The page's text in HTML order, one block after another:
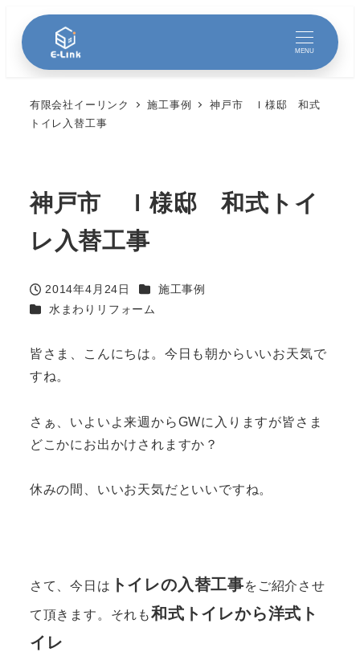
MENU
有限会社イーリンク 施工事例
神戸市 Ｉ様邸 和式
トイレ入替工事
神戸市 Ｉ様邸 和式トイ
レ入替工事
投稿日
2014年4月24日 カテゴリー
施工事例
カテゴリー
水まわりリフォーム
皆さま、こんにちは。今日も朝からいいお天気で
すね。
さぁ、いよいよ来週からGWに入りますが皆さま
どこかにお出かけされますか？
休みの間、いいお天気だといいですね。
さて、今日は トイレの入替工事をご紹介させ
て頂きます。それも和式トイレから洋式ト
イレ